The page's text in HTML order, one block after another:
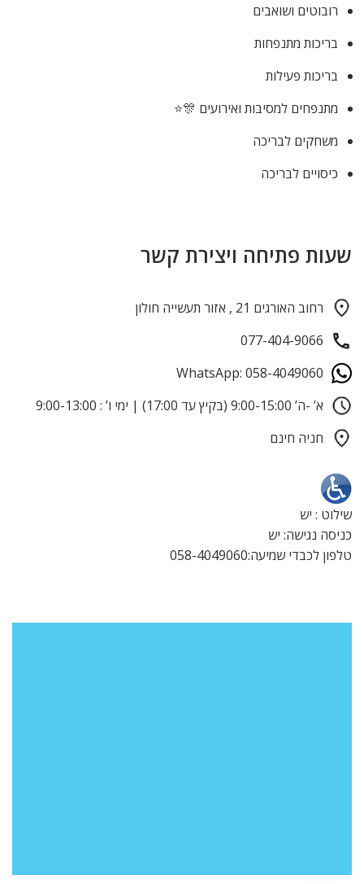
רובוטים ושואבים
בריכות מתנפחות
בריכות פעילות
מתנפחים למסיבות ואירועים 🎊⭐
משחקים לבריכה
כיסויים לבריכה
שעות פתיחה ויצירת קשר
רחוב האורגים 21 , אזור תעשייה חולון
077-404-9066
WhatsApp: 058-4049060
א’ -ה’ 9:00-15:00 (בקיץ עד 17:00) | ימי ו’ : 9:00-13:00
חניה חינם
שילוט : יש
כניסה נגישה: יש
טלפון לכבדי שמיעה:058-4049060